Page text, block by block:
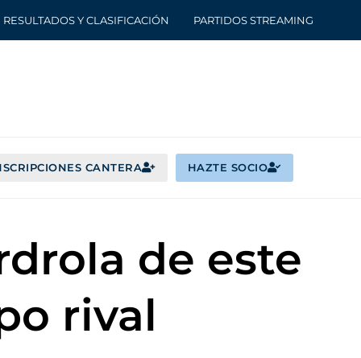
RESULTADOS Y CLASIFICACIÓN PARTIDOS STREAMING
CANTERA HAZTE SOCIO
de este
rival